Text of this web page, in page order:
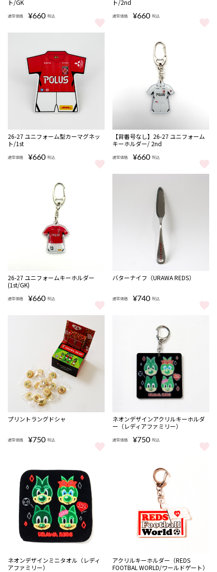
ト/GK
通常価格 ¥660 税込
26-27 ユニフォーム型カーマグネット/GK をもっと見る
ト/2nd
通常価格 ¥660 税込
26-27 ユニフォーム型カーマグ
26-27 ユニフォーム型カーマグネッ
ト/1st
通常価格 ¥660 税込
26-27 ユニフォーム型カーマグネット/1st をもっと見る
NEW
【背番号なし】26-27 ユニフォーム
キーホルダー/ 2nd
通常価格 ¥660 税込
【背番号なし】26-27 ユニフォ
26-27 ユニフォームキーホルダー
(1st/GK)
通常価格 ¥660 税込
26-27 ユニフォームキーホルダー(1st/GK) をもっと見る
バターナイフ（URAWA REDS）
通常価格 ¥740 税込
バターナイフ（URAWA REDS）
プリントラングドシャ
通常価格 ¥750 税込
プリントラングドシャ をもっと見る
ネオンデザインアクリルキーホルダ
ー（レディアファミリー）
通常価格 ¥750 税込
ネオンデザインアクリルキーホ
ネオンデザインミニタオル（レディ
アファミリー）
アクリルキーホルダー（REDS
FOOTBAL WORLD/ワールドゲート）